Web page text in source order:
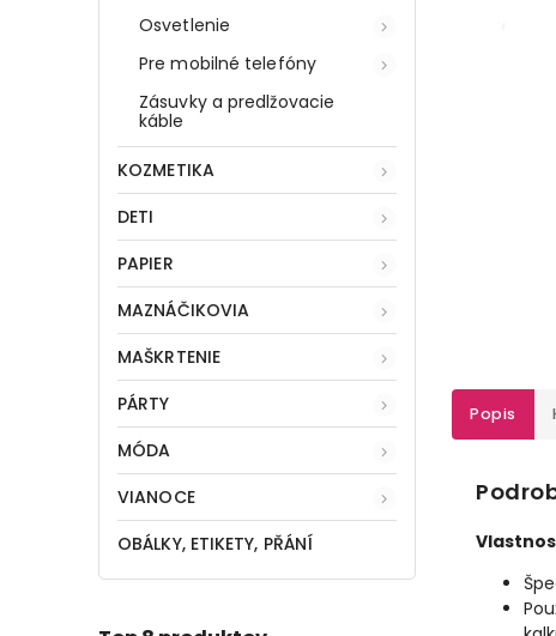
Osvetlenie
Pre mobilné telefóny
Zásuvky a predlžovacie
káble
KOZMETIKA
DETI
PAPIER
MAZNÁČIKOVIA
MAŠKRTENIE
PÁRTY
MÓDA
VIANOCE
OBÁLKY, ETIKETY, PŘÁNÍ
Popis